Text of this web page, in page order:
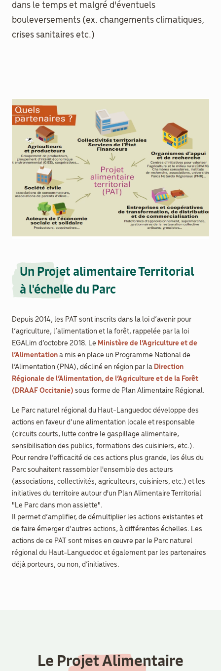
dans le temps et malgré d'éventuels
bouleversements (ex. changements climatiques,
crises sanitaires etc.)
Un Projet alimentaire Territorial
à l'échelle du Parc
Depuis 2014, les PAT sont inscrits dans la loi d’avenir pour
l’agriculture, l’alimentation et la forêt, rappelée par la loi
EGALim d’octobre 2018. Le Ministère de l’Agriculture et de
l’Alimentationa mis en place un Programme National de
l’Alimentation (PNA), décliné en région par la Direction
Régionale de l’Alimentation, de l’Agriculture et de la Forêt
(DRAAF Occitanie) sous forme de Plan Alimentaire Régional.
Le Parc naturel régional du Haut-Languedoc développe des
actions en faveur d’une alimentation locale et responsable
(circuits courts, lutte contre le gaspillage alimentaire,
sensibilisation des publics, formations des cuisiniers, etc.).
Pour rendre l’efficacité de ces actions plus grande, les élus du
Parc souhaitent rassembler l'ensemble des acteurs
(associations, collectivités, agriculteurs, cuisiniers, etc.) et les
initiatives du territoire autour d'un Plan Alimentaire Territorial
"Le Parc dans mon assiette".
Il permet d’amplifier, de démultiplier les actions existantes et
de faire émerger d’autres actions, à différentes échelles. Les
actions de ce PAT sont mises en œuvre par le Parc naturel
régional du Haut-Languedoc et également par les partenaires
déjà porteurs, ou non, d’initiatives.
Le Projet Alimentaire